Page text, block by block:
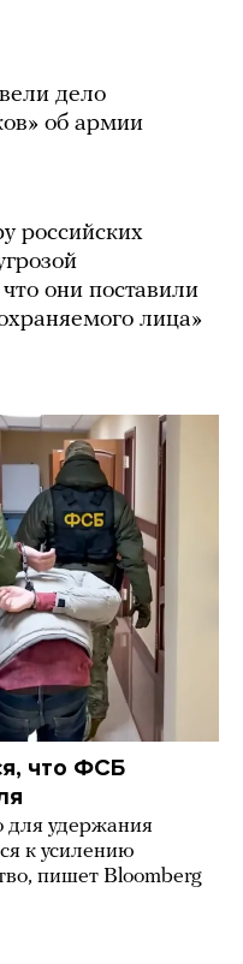
дело
об армии
российских
что они поставили
лица»
что ФСБ
для удержания
к усилению
пишет Bloomberg